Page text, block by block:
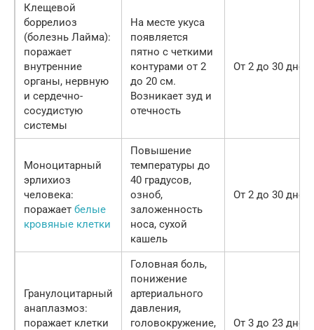
Клещевой
боррелиоз
(болезнь Лайма):
поражает
внутренние
органы, нервную
и сердечно-
сосудистую
системы
На месте укуса
появляется
пятно с четкими
контурами от 2
до 20 см.
Возникает зуд и
отечность
От 2 до 30 дней
Моноцитарный
эрлихиоз
человека:
поражает белые
кровяные клетки
Повышение
температуры до
40 градусов,
озноб,
заложенность
носа, сухой
кашель
От 2 до 30 дней
Гранулоцитарный
анаплазмоз:
поражает клетки
Головная боль,
понижение
артериального
давления,
головокружение,
От 3 до 23 дней